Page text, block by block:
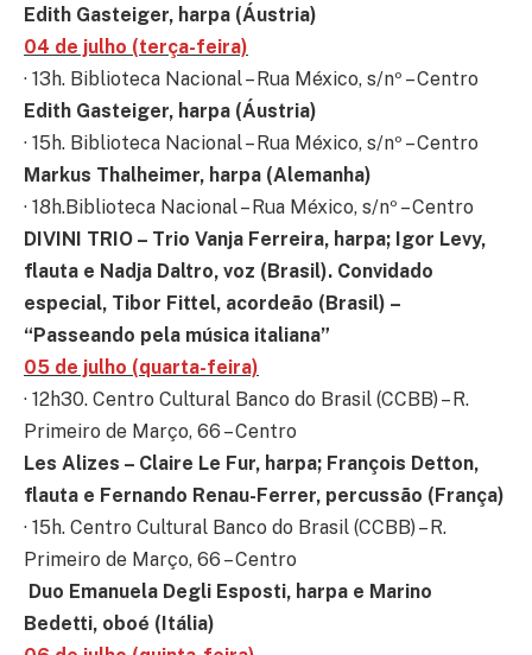
Edith Gasteiger, harpa (Áustria)
04 de julho (terça-feira)
· 13h. Biblioteca Nacional – Rua México, s/nº – Centro
Edith Gasteiger, harpa (Áustria)
· 15h. Biblioteca Nacional – Rua México, s/nº – Centro
Markus Thalheimer, harpa (Alemanha)
· 18h.Biblioteca Nacional – Rua México, s/nº – Centro
DIVINI TRIO – Trio Vanja Ferreira, harpa; Igor Levy,
flauta e Nadja Daltro, voz (Brasil). Convidado
especial, Tibor Fittel, acordeão (Brasil) –
“Passeando pela música italiana”
05 de julho (quarta-feira)
· 12h30. Centro Cultural Banco do Brasil (CCBB) – R.
Primeiro de Março, 66 – Centro
Les Alizes – Claire Le Fur, harpa; François Detton,
flauta e Fernando Renau-Ferrer, percussão (França)
· 15h. Centro Cultural Banco do Brasil (CCBB) – R.
Primeiro de Março, 66 – Centro
Duo Emanuela Degli Esposti, harpa e Marino
Bedetti, oboé (Itália)